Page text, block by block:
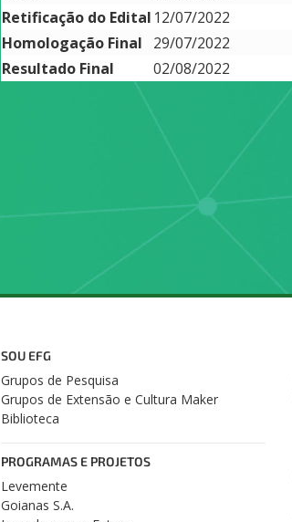
Retificação do Edital 12/07/2022
Homologação Final
29/07/2022
Resultado Final
02/08/2022
SOU EFG
Grupos de Pesquisa
Grupos de Extensão e Cultura Maker
Biblioteca
PROGRAMAS E PROJETOS
Levemente
Goianas S.A.